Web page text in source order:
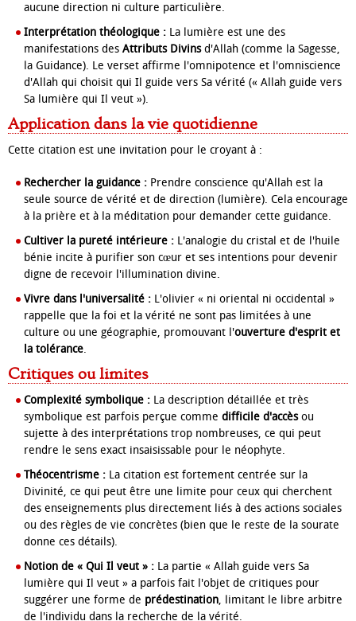
aucune direction ni culture particulière.
Interprétation théologique : La lumière est une des
manifestations des Attributs Divinsd'Allah (comme la Sagesse,
la Guidance). Le verset affirme l'omnipotence et l'omniscience
d'Allah qui choisit qui Il guide vers Sa vérité (« Allah guide vers
Sa lumière qui Il veut »).
Application dans la vie quotidienne
Cette citation est une invitation pour le croyant à :
Rechercher la guidance : Prendre conscience qu'Allah est la
seule source de vérité et de direction (lumière). Cela encourage
à la prière et à la méditation pour demander cette guidance.
Cultiver la pureté intérieure : L'analogie du cristal et de l'huile
bénie incite à purifier son cœur et ses intentions pour devenir
digne de recevoir l'illumination divine.
Vivre dans l'universalité : L'olivier « ni oriental ni occidental »
rappelle que la foi et la vérité ne sont pas limitées à une
culture ou une géographie, promouvant l'ouverture d'esprit et
la tolérance.
Critiques ou limites
Complexité symbolique : La description détaillée et très
symbolique est parfois perçue comme difficile d'accèsou
sujette à des interprétations trop nombreuses, ce qui peut
rendre le sens exact insaisissable pour le néophyte.
Théocentrisme : La citation est fortement centrée sur la
Divinité, ce qui peut être une limite pour ceux qui cherchent
des enseignements plus directement liés à des actions sociales
ou des règles de vie concrètes (bien que le reste de la sourate
donne ces détails).
Notion de « Qui Il veut » : La partie « Allah guide vers Sa
lumière qui Il veut » a parfois fait l'objet de critiques pour
suggérer une forme de prédestination, limitant le libre arbitre
de l'individu dans la recherche de la vérité.